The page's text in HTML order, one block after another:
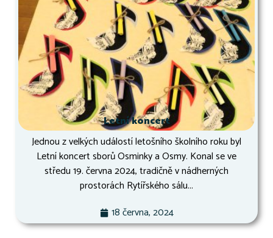
Letní koncert
Jednou z velkých událostí letošního školního roku byl
Letní koncert sborů Osminky a Osmy. Konal se ve
středu 19. června 2024, tradičně v nádherných
prostorách Rytířského sálu...
18 června, 2024